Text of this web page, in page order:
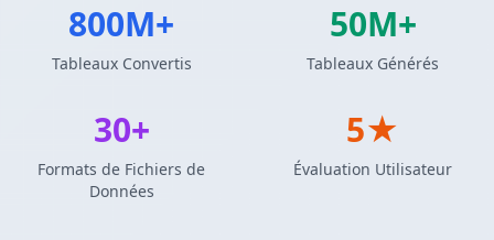
800M+
Tableaux Convertis
50M+
Tableaux Générés
30+
Formats de Fichiers de
Données
5★
Évaluation Utilisateur